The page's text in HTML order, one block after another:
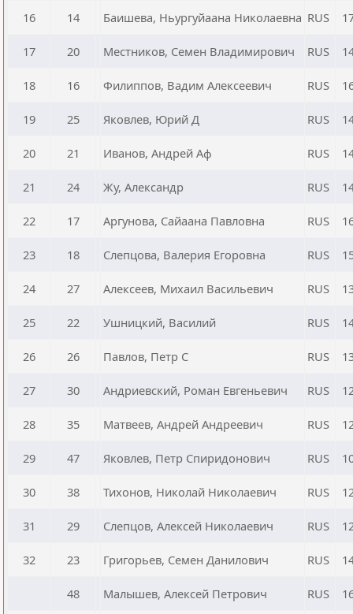
16 14 Баишева, Ньургуйаана Николаевна RUS
17 20 Местников, Семен Владимирович RUS
18 16 Филиппов, Вадим Алексеевич RUS
19 25 Яковлев, Юрий Д RUS
20 21 Иванов, Андрей Аф RUS
21 24 Жу, Александр RUS
22 17 Аргунова, Сайаана Павловна RUS
23 18 Слепцова, Валерия Егоровна RUS
24 27 Алексеев, Михаил Васильевич RUS
25 22 Ушницкий, Василий RUS
26 26 Павлов, Петр С RUS
27 30 Андриевский, Роман Евгеньевич RUS
28 35 Матвеев, Андрей Андреевич RUS
29 47 Яковлев, Петр Спиридонович RUS
30 38 Тихонов, Николай Николаевич RUS
31 29 Слепцов, Алексей Николаевич RUS
32 23 Григорьев, Семен Данилович RUS
48 Малышев, Алексей Петрович RUS